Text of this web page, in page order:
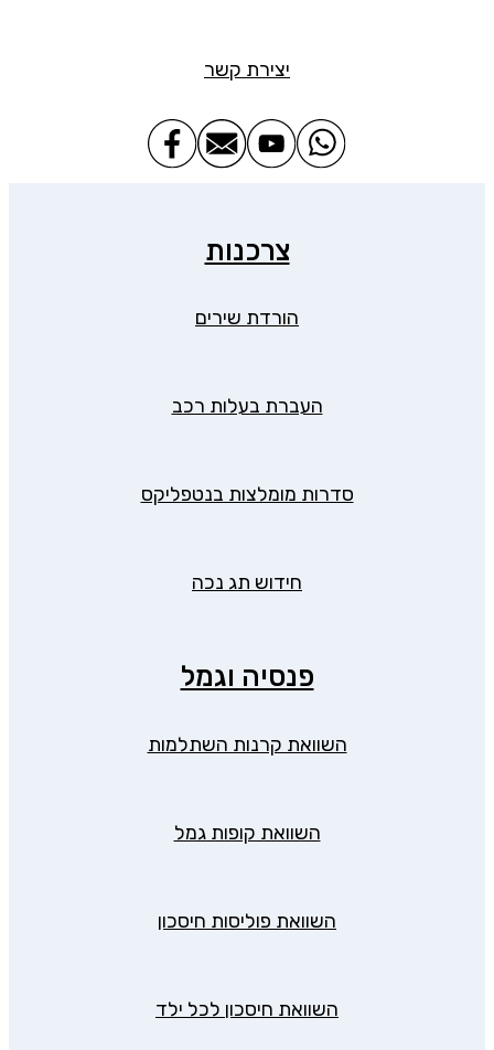
יצירת קשר
צרכנות
הורדת שירים
העברת בעלות רכב
סדרות מומלצות בנטפליקס
חידוש תג נכה
פנסיה וגמל
השוואת קרנות השתלמות
השוואת קופות גמל
השוואת פוליסות חיסכון
השוואת חיסכון לכל ילד